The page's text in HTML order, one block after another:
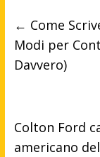
← Come
Modi per
Davvero)
Colton Ford
americano